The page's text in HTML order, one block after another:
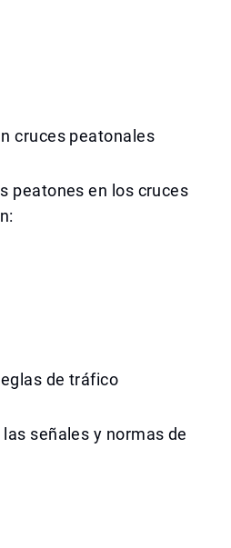
cruces peatonales
peatones en los cruces
de tráfico
señales y normas de